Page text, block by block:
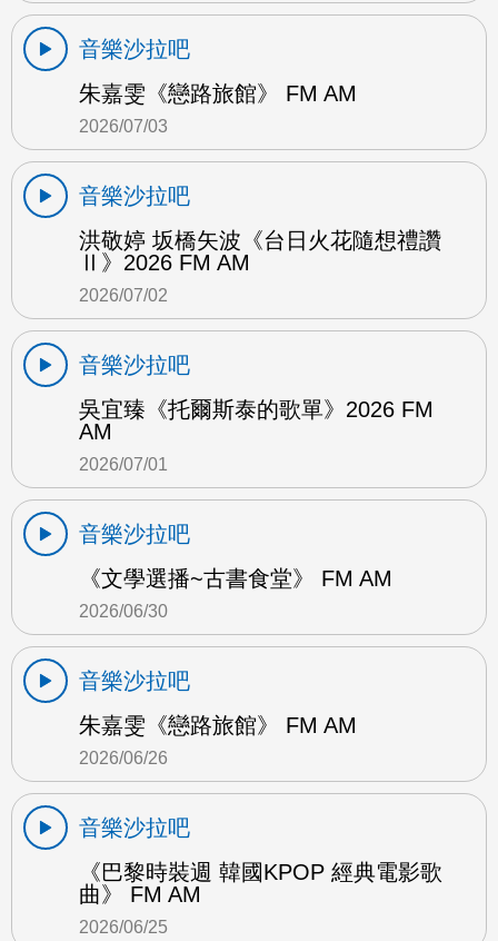
音樂沙拉吧
朱嘉雯《戀路旅館》 FM AM
2026/07/03
音樂沙拉吧
洪敬婷 坂橋矢波《台日火花隨想禮讚
Ⅱ》2026 FM AM
2026/07/02
音樂沙拉吧
吳宜臻《托爾斯泰的歌單》2026 FM
AM
2026/07/01
音樂沙拉吧
《文學選播~古書食堂》 FM AM
2026/06/30
音樂沙拉吧
朱嘉雯《戀路旅館》 FM AM
2026/06/26
音樂沙拉吧
《巴黎時裝週 韓國KPOP 經典電影歌
曲》 FM AM
2026/06/25